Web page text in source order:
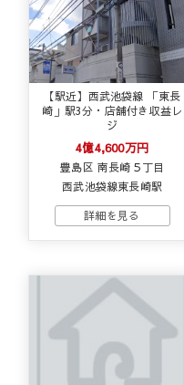
【駅近】西武池袋線 「東長
崎」駅3分・店舗付き収益レ
ジ
4億4,600万円
豊島区 南長崎５丁目
西武池袋線東長崎駅